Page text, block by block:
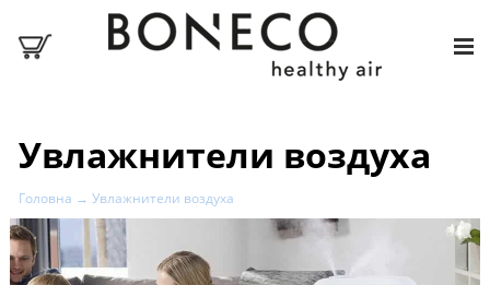
Увлажнители воздуха
Головна → Увлажнители воздуха